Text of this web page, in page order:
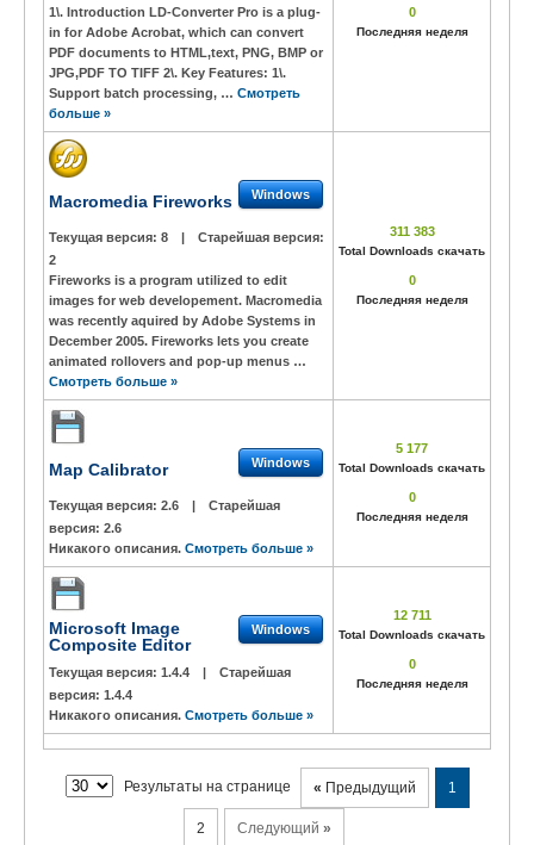
1\. Introduction LD-Converter Pro is a plug-
in for Adobe Acrobat, which can convert
PDF documents to HTML,text, PNG, BMP or
JPG,PDF TO TIFF 2\. Key Features: 1\.
Support batch processing, … Смотреть
больше »
0
Последняя неделя
Macromedia Fireworks Windows
Текущая версия: 8 |
Старейшая версия:
2
Fireworks is a program utilized to edit
images for web developement. Macromedia
was recently aquired by Adobe Systems in
December 2005. Fireworks lets you create
animated rollovers and pop-up menus …
Смотреть больше »
311 383
Total Downloads скачать
0
Последняя неделя
Map Calibrator Windows
Текущая версия: 2.6 |
Старейшая
версия: 2.6
Никакого описания. Смотреть больше »
5 177
Total Downloads скачать
0
Последняя неделя
Microsoft Image
Composite Editor
Windows
Текущая версия: 1.4.4 |
Старейшая
версия: 1.4.4
Никакого описания. Смотреть больше »
12 711
Total Downloads скачать
0
Последняя неделя
Результаты на странице « Предыдущий 1
2 Следующий »